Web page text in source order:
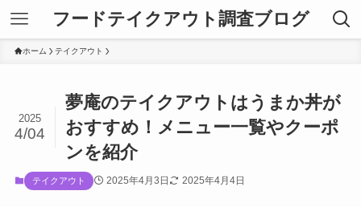
フードテイクアウト調査ブログ
ホーム テイクアウト
夢庵のテイクアウトはうまか丼が
おすすめ！メニュー一覧やクーポ
ンを紹介
2025
4/04
テイクアウト 2025年4月3日 2025年4月4日